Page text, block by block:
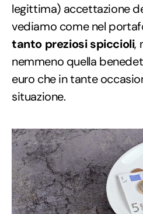
legittima) accettazione
vediamo come nel
tanto preziosi spiccioli,
nemmeno quella
euro che in tante
situazione.